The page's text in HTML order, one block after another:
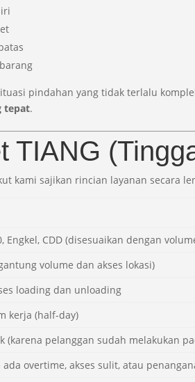
pindahan yang tidak terlalu
tepat.
TIANG
kami sajikan rincian layanan secara
Engkel, CDD (disesuaikan dengan
volume dan akses lokasi)
loading dan unloading
kerja (half-day)
(karena pelanggan sudah melakukan
ada overtime, akses sulit, atau